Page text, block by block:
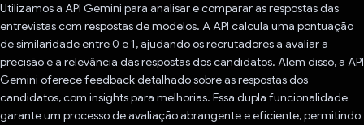
Utilizamos a API Gemini para analisar e comparar as respostas das
entrevistas com respostas de modelos. A API calcula uma pontuação
de similaridade entre 0 e 1, ajudando os recrutadores a avaliar a
precisão e a relevância das respostas dos candidatos. Além disso, a API
Gemini oferece feedback detalhado sobre as respostas dos
candidatos, com insights para melhorias. Essa dupla funcionalidade
garante um processo de avaliação abrangente e eficiente, permitindo